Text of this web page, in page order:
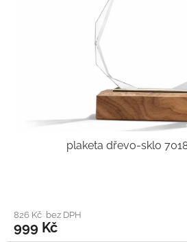
plaketa dřevo-sklo
826 Kč bez DPH
999 Kč